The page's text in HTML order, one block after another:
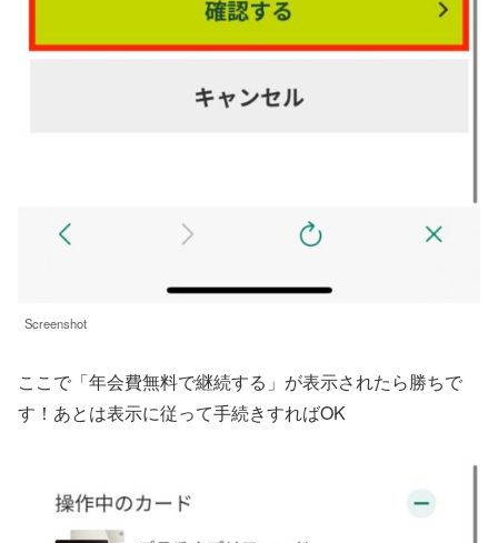
Screenshot
ここで「年会費無料で継続する」が表示されたら勝ちで
す！あとは表示に従って手続きすればOK